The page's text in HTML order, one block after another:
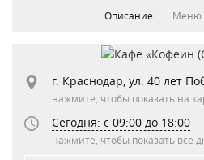
Описание Меню
нажмите, чтобы показать на
Сегодня: c 09:00 до 18:00
нажмите, чтобы показать все